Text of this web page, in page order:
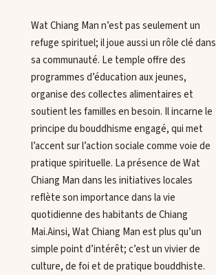
Wat Chiang Man n’est pas seulement un
refuge spirituel; il joue aussi un rôle clé dans
sa communauté. Le temple offre des
programmes d’éducation aux jeunes,
organise des collectes alimentaires et
soutient les familles en besoin. Il incarne le
principe du bouddhisme engagé, qui met
l’accent sur l’action sociale comme voie de
pratique spirituelle. La présence de Wat
Chiang Man dans les initiatives locales
reflète son importance dans la vie
quotidienne des habitants de Chiang
Mai.Ainsi, Wat Chiang Man est plus qu’un
simple point d’intérêt; c’est un vivier de
culture, de foi et de pratique bouddhiste.